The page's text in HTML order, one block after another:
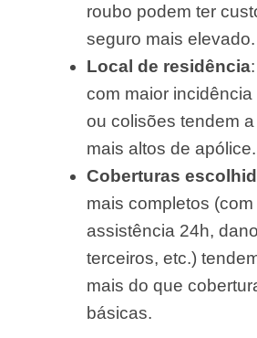
roubo podem ter
seguro mais elevado.
Local de residência
com maior incidência
ou colisões tendem
mais altos de apólice.
Coberturas
mais completos (com
assistência 24h,
terceiros, etc.)
mais do que
básicas.